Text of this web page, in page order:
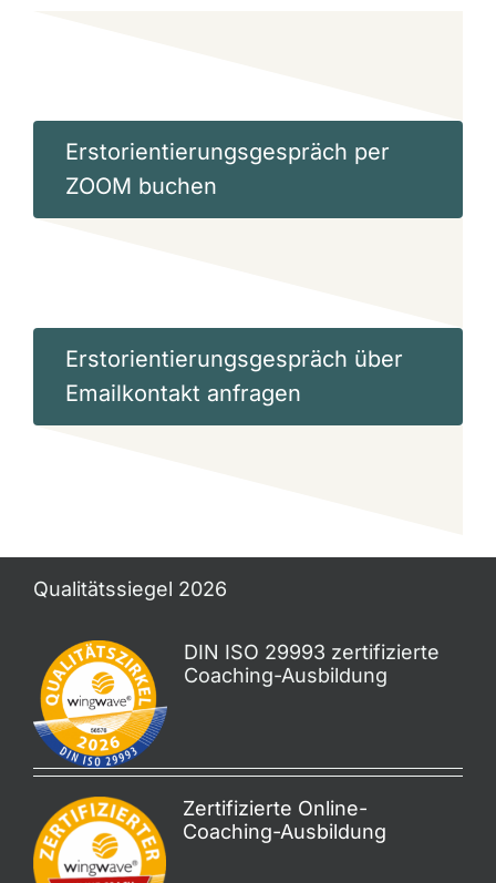
Erstorientierungsgespräch per
ZOOM buchen
Erstorientierungsgespräch über
Emailkontakt anfragen
Qualitätssiegel 2026
DIN ISO 29993 zertifizierte
Coaching-Ausbildung
Zertifizierte Online-
Coaching-Ausbildung